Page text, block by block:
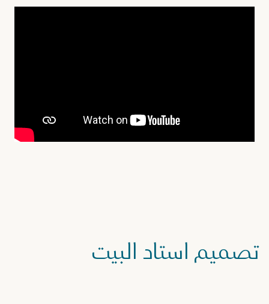
تصميم استاد البيت